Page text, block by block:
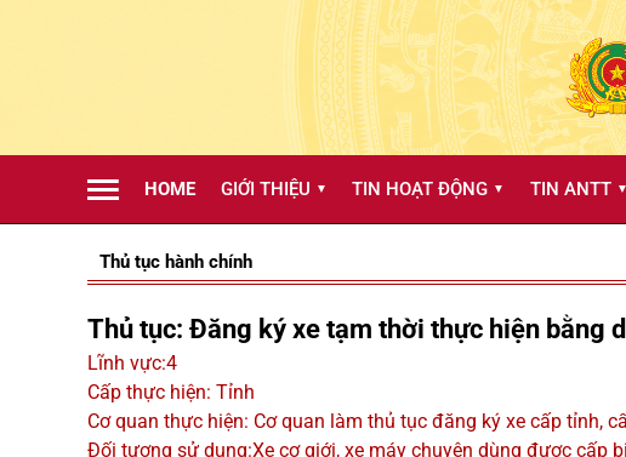
HOME GIỚI THIỆU ▼ TIN HOẠT ĐỘNG ▼ TIN ANTT ▼
Thủ tục hành chính
Thủ tục: Đăng ký xe tạm thời thực hiện bằng
Lĩnh vực:4
Cấp thực hiện: Tỉnh
Cơ quan thực hiện: Cơ quan làm thủ tục đăng ký xe cấp tỉnh,
Đối tượng sử dụng:Xe cơ giới, xe máy chuyên dùng được cấp